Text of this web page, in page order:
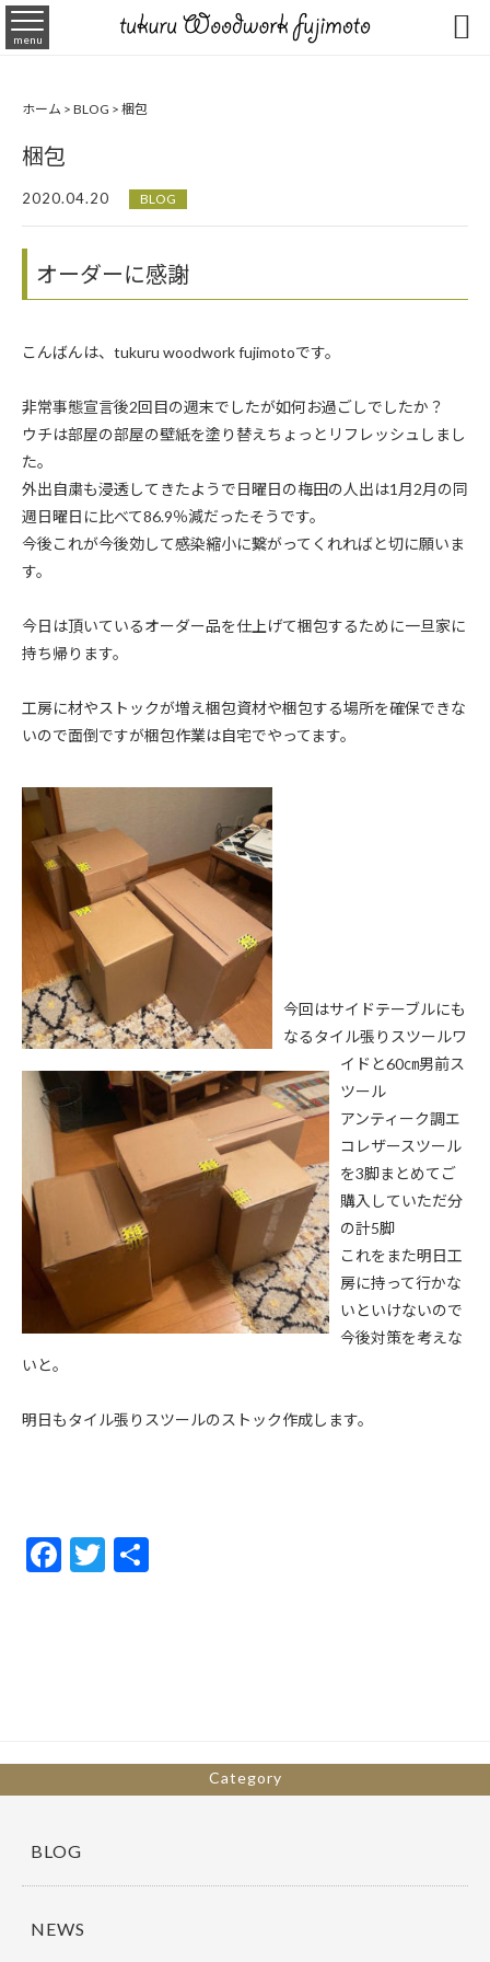
menu 
ホーム > BLOG > 梱包
梱包
2020.04.20 BLOG
オーダーに感謝
こんばんは、tukuru woodwork fujimotoです。
非常事態宣言後2回目の週末でしたが如何お過ごしでしたか？
ウチは部屋の部屋の壁紙を塗り替えちょっとリフレッシュしまし
た。
外出自粛も浸透してきたようで日曜日の梅田の人出は1月2月の同
週日曜日に比べて86.9％減だったそうです。
今後これが今後効して感染縮小に繋がってくれればと切に願いま
す。
今日は頂いているオーダー品を仕上げて梱包するために一旦家に
持ち帰ります。
工房に材やストックが増え梱包資材や梱包する場所を確保できな
いので面倒ですが梱包作業は自宅でやってます。
今回はサイドテーブルにも
なるタイル張りスツールワ
イドと60㎝男前ス
ツール
アンティーク調エ
コレザースツール
を3脚まとめてご
購入していただ分
の計5脚
これをまた明日工
房に持って行かな
いといけないので
今後対策を考えな
いと。
明日もタイル張りスツールのストック作成します。
F
k
T
Category
BLOG
NEWS